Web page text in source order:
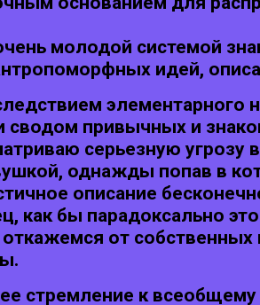
молодой системой
идей,
элементарного
сводом привычных и
серьезную угрозу
однажды попав в
описание
как бы парадоксально
от собственных
стремление к